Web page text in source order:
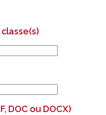
DOC ou DOCX)